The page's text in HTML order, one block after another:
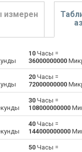
измерен
ms
Секунд s
10 Часы =
36000000000
20 Часы =
72000000000
30 Часы =
108000000000
40 Часы =
144000000000
50 Часы =